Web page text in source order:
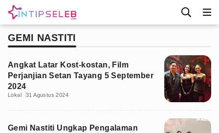
GEMI NASTITI
Angkat Latar Kost-kostan, Film
Perjanjian Setan Tayang 5 September
2024
Lokal 31 Agustus 2024
Gemi Nastiti Ungkap Pengalaman